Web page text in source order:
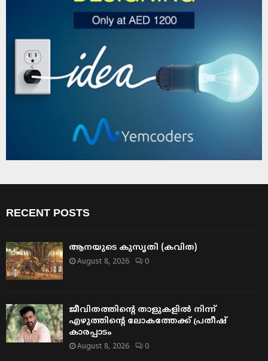
RECENT POSTS
ആനയുടെ കുസൃതി (കവിത)
August 8, 2026 0
ജീവിതത്തിന്റെ താളുകളിൽ നിന്ന്
എഴുത്തിന്റെ ലോകത്തേക്ക് പ്രതീഷ്
കാരപ്പാടം
August 8, 2026 0